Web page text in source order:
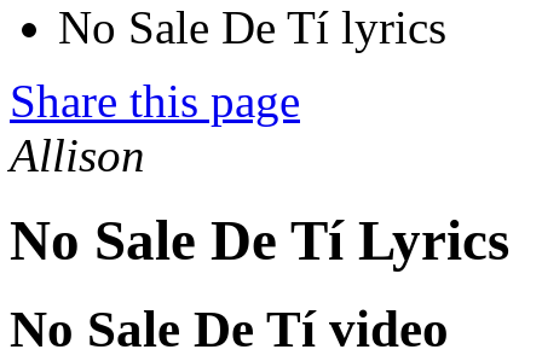
No Sale De Tí lyrics
Share this page
Allison
No Sale De Tí Lyrics
No Sale De Tí video